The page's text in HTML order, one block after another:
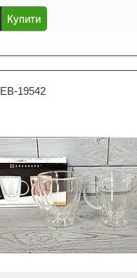
Купити
EB-19542